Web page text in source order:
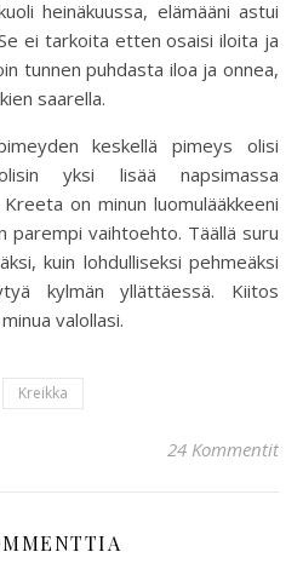
heinäkuussa, elämääni astui
ei tarkoita etten osaisi iloita ja
tunnen puhdasta iloa ja onnea,
saarella.
keskellä pimeys olisi
yksi lisää napsimassa
on minun luomulääkkeeni
parempi vaihtoehto. Täällä suru
kuin lohdulliseksi pehmeäksi
kylmän yllättäessä. Kiitos
valollasi.
Kreikka
24 Kommentit